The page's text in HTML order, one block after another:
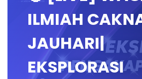
ILMIAH
JAUHARI|
EKSPLORASI